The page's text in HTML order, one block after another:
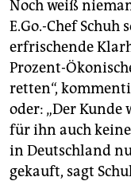
Noch weiß
E.Go.-Chef
erfrischende
Prozent-
retten“,
oder: „Der
für ihn auch
in Deutschland
gekauft, sagt